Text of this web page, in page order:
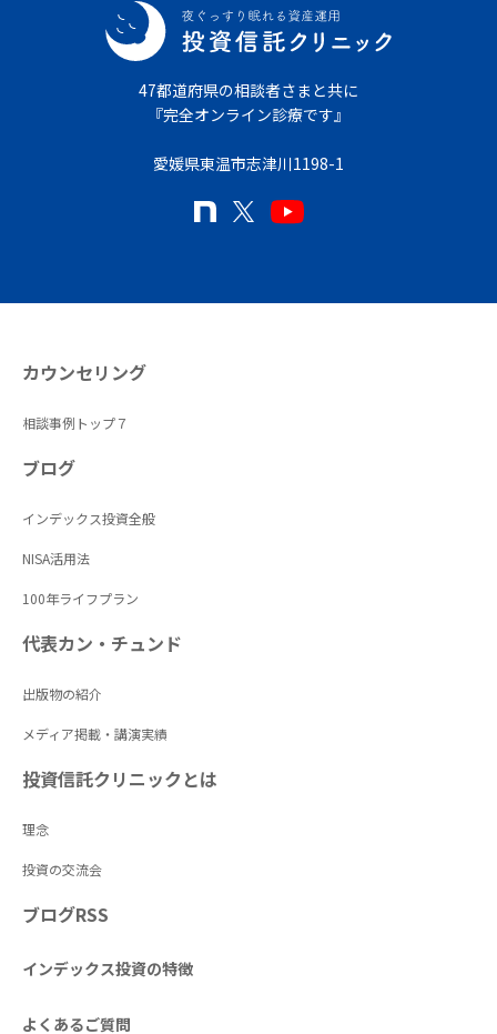
47都道府県の相談者さまと共に
『完全オンライン診療です』
愛媛県東温市志津川1198-1
カウンセリング
相談事例トップ７
ブログ
インデックス投資全般
NISA活用法
100年ライフプラン
代表カン・チュンド
出版物の紹介
メディア掲載・講演実績
投資信託クリニックとは
理念
投資の交流会
ブログRSS
インデックス投資の特徴
よくあるご質問